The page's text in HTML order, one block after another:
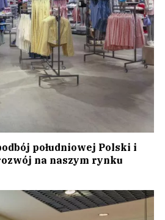
południowej Polski i
na naszym rynku